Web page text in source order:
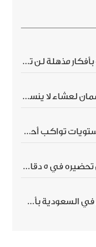
تصاميم مطابخ اسكندنافية بأفكار مذهلة لن ترغبي بتفويتها
أفضل مطاعم مشاوي في عمان لعشاء لا ينسى
تصاميم مطابخ متعددة المستويات تواكب أحدث صيحات الديكور العالمي
مشروب بروتين نباتي يمكن تحضيره في 5 دقائق ويمنحك شعورًا بالشبع
أفضل مطاعم بوفيه مفتوح في السعودية بأسعار تناسب الجميع